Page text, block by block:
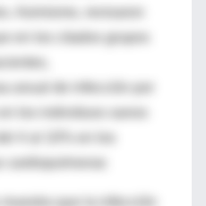
en los citados grupos
4 al 10% en los